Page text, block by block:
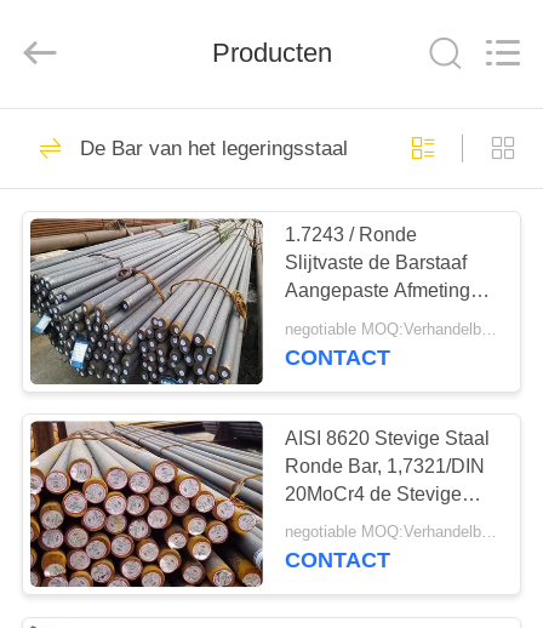
HUIS
PRODUCTEN
ONGEVEER
ONS
FABRIEKSREIS
KWALITEITSCONTROLE
CONTACTEER
ONS
Ltd..
ss staalplaat
Roestvrij stalen
spiraal
33
Producten
De Bar van het legeringsstaal
1.7243 / Ronde
Slijtvaste de Barstaaf
Aangepaste Afmeting
van DIN 18CrMo4
negotiable MOQ:Verhandelbaar
CONTACT
AISI 8620 Stevige Staal
Ronde Bar, 1,7321/DIN
20MoCr4 de Stevige
Antislijtage van de
Staalstaaf
negotiable MOQ:Verhandelbaar
CONTACT